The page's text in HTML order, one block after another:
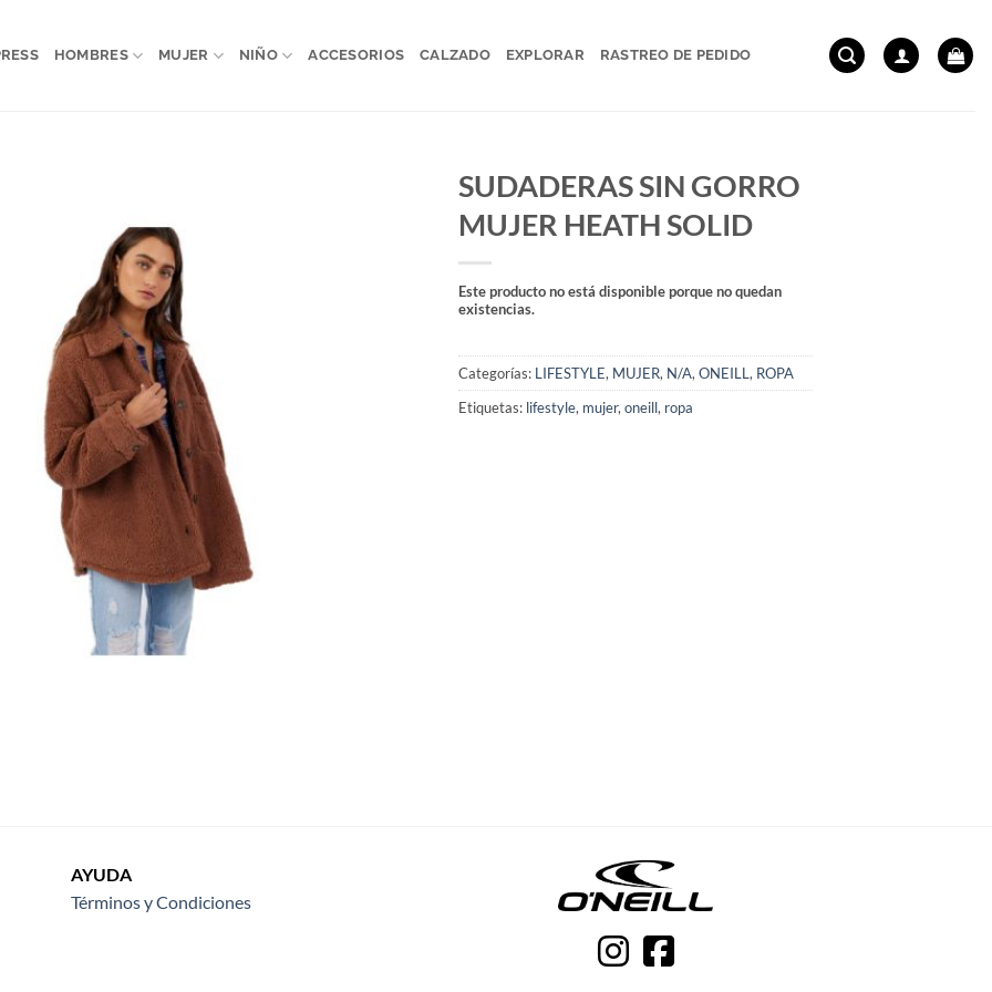
HOMBRES MUJER NIÑO ACCESORIOS CALZADO EXPLORAR RASTREO DE PEDIDO
SUDADERAS SIN GORRO
MUJER HEATH SOLID
Este producto no está disponible porque no quedan
existencias.
Categorías: LIFESTYLE, MUJER, N/A, ONEILL , ROPA
Etiquetas: lifestyle, mujer, oneill, ropa
AYUDA
Términos y Condiciones